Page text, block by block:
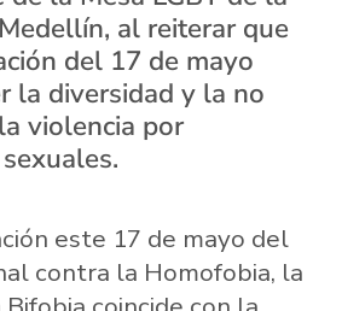
al reiterar que
del 17 de mayo
la diversidad y la no
violencia por
este 17 de mayo del
contra la Homofobia, la